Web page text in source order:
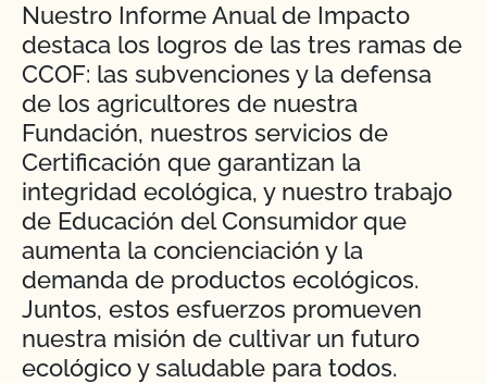
Nuestro Informe Anual de Impacto
destaca los logros de las tres ramas de
CCOF: las subvenciones y la defensa
de los agricultores de nuestra
Fundación, nuestros servicios de
Certificación que garantizan la
integridad ecológica, y nuestro trabajo
de Educación del Consumidor que
aumenta la concienciación y la
demanda de productos ecológicos.
Juntos, estos esfuerzos promueven
nuestra misión de cultivar un futuro
ecológico y saludable para todos.